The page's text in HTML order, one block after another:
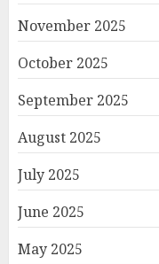
November 2025
October 2025
September 2025
August 2025
July 2025
June 2025
May 2025